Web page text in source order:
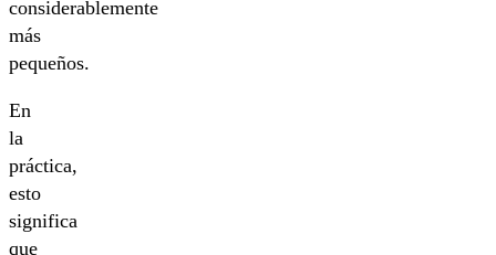
considerablemente
más
pequeños.
En
la
práctica,
esto
significa
que